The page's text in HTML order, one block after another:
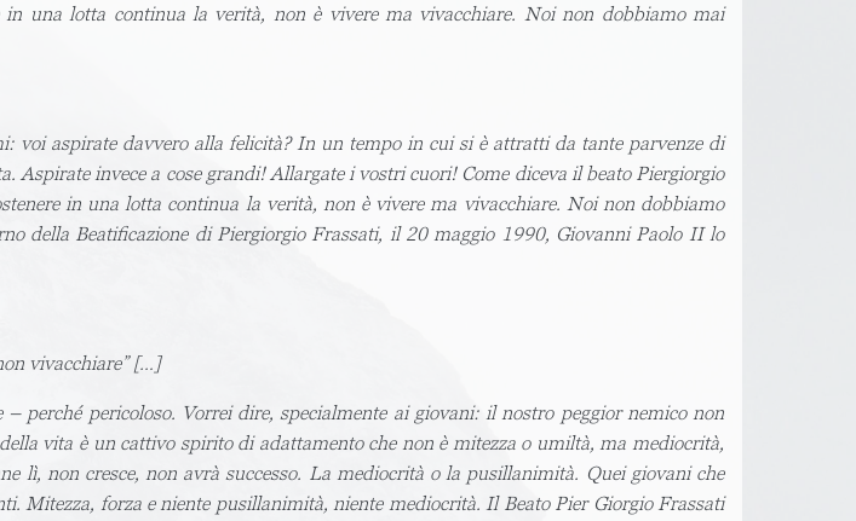
in una lotta continua la verità, non è vivere ma vivacchiare. Noi non dobbiamo mai
voi aspirate davvero alla felicità? In un tempo in cui si è attratti da tante parvenze di
Aspirate invece a cose grandi! Allargate i vostri cuori! Come diceva il beato Piergiorgio
in una lotta continua la verità, non è vivere ma vivacchiare. Noi non dobbiamo
della Beatificazione di Piergiorgio Frassati, il 20 maggio 1990, Giovanni Paolo II lo
vivacchiare” […]
perché pericoloso. Vorrei dire, specialmente ai giovani: il nostro peggior nemico non
vita è un cattivo spirito di adattamento che non è mitezza o umiltà, ma mediocrità,
lì, non cresce, non avrà successo. La mediocrità o la pusillanimità. Quei giovani che
Mitezza, forza e niente pusillanimità, niente mediocrità. Il Beato Pier Giorgio Frassati